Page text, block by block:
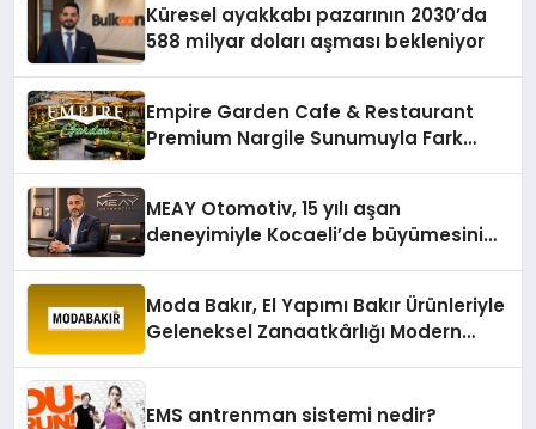
Küresel ayakkabı pazarının 2030’da
588 milyar doları aşması bekleniyor
Empire Garden Cafe & Restaurant
Premium Nargile Sunumuyla Fark
MEAY Otomotiv, 15 yılı aşan
deneyimiyle Kocaeli’de büyümesini
Moda Bakır, El Yapımı Bakır Ürünleriyle
Geleneksel Zanaatkârlığı Modern
EMS antrenman sistemi nedir?